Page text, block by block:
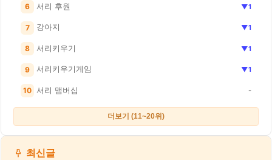
6 서리 후원 ▼1
7 강아지 ▼1
8 서리키우기 ▼1
9 서리키우기게임 ▼1
10 서리 맴버십 -
더보기 (11~20위)
최신글